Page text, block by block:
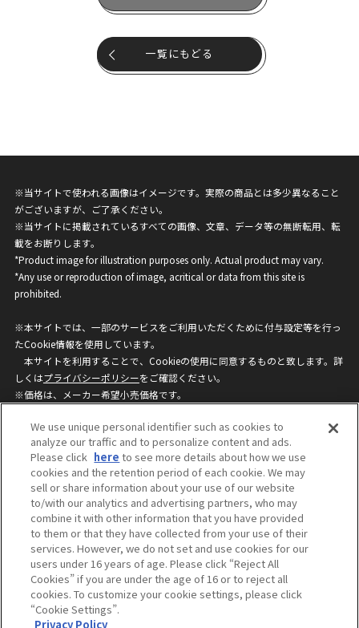
一覧にもどる
※当サイトで使われる画像はイメージです。実際の商品とは多少異なること
がございますが、ご了承ください。
※当サイトに掲載されているすべての画像、文章、データ等の無断転用、転
載をお断りします。
*Product image for illustration purposes only. Actual product may vary.
*Any use or reproduction of image, acritical or data from this site is
prohibited.
※本サイトでは、一部のサービスをご利用いただくために付与設定等を行っ
たCookie情報を使用しています。
本サイトを利用することで、Cookieの使用に同意するものと致します。詳
しくはプライバシーポリシーをご確認ください。
※価格は、メーカー希望小売価格です。
ざいますのでご了承ください。
privacypolicy
Do Not Sell or Share My
Personal Information
ウェブサイトご利用条件
ソーシャルメディアポリシー
個人情報保護方針
お問い合わせ
©BANDAI
We use unique personal identifier such as cookies to
analyze our traffic and to personalize content and ads.
Please click here to see more details about how we use
cookies and the retention period of each cookie. We may
sell or share information about your use of our website
to/with our analytics and advertising partners, who may
combine it with other information that you have provided
to them or that they have collected from your use of their
services. However, we do not set and use cookies for our
users under 16 years of age. Please click “Reject All
Cookies” if you are under the age of 16 or to reject all
cookies. To customize your cookie settings, please click
“Cookie Settings”.
Privacy Policy